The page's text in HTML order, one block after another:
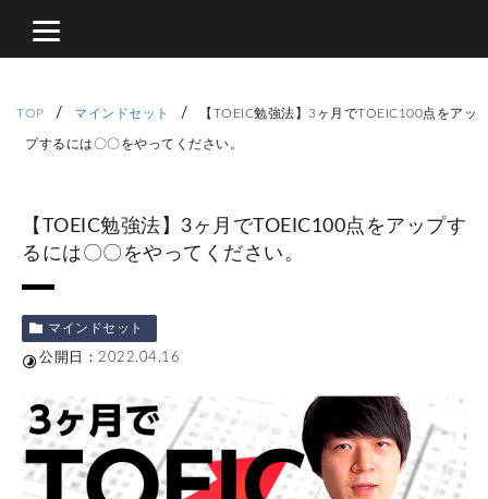
TOP / マインドセット / 【TOEIC勉強法】3ヶ月でTOEIC100点をアッ
プするには〇〇をやってください。
【TOEIC勉強法】3ヶ月でTOEIC100点をアップす
るには〇〇をやってください。
マインドセット
公開日：2022.04.16